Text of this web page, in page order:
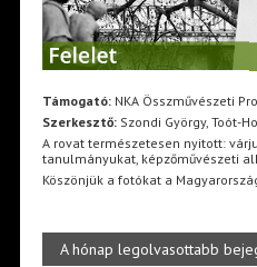
Támogató:NKA Összművészeti
Szerkesztő:Szondi György, Toót-
A rovat természetesen nyitott:
tanulmányukat, képzőművészeti
Köszönjük a fotókat a
A hónap legolvasottabb